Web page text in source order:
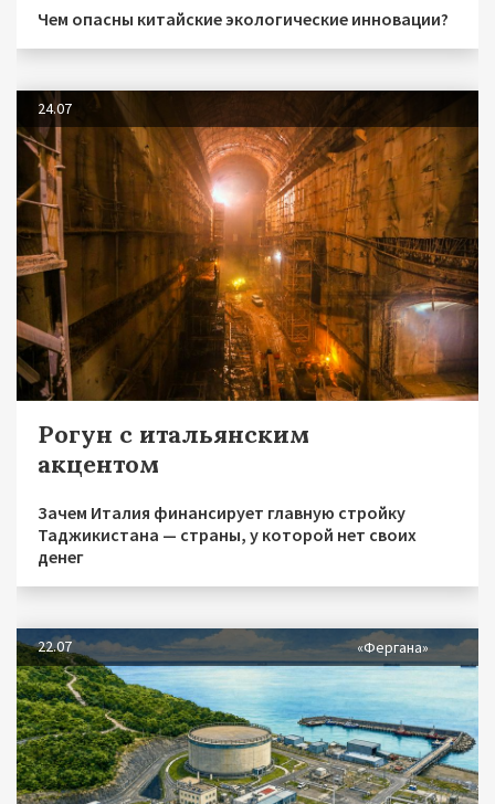
Чем опасны китайские экологические инновации?
24.07
Рогун с итальянским
акцентом
Зачем Италия финансирует главную стройку
Таджикистана — страны, у которой нет своих
денег
22.07 «Фергана»